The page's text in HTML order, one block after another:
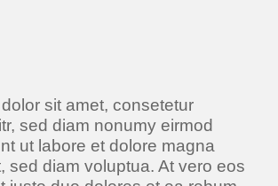
sit amet, consetetur
sed diam nonumy eirmod
ut labore et dolore magna
sed diam voluptua. At vero eos